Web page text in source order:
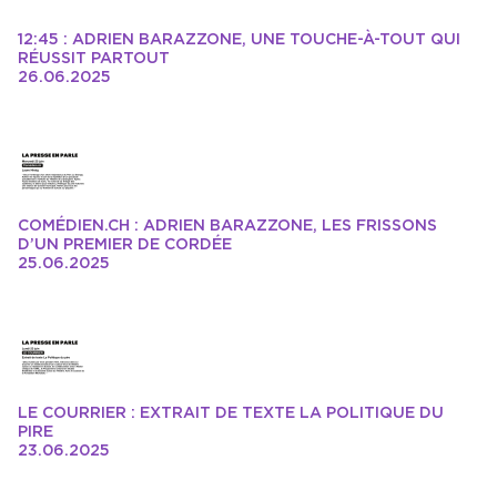
12:45 : ADRIEN BARAZZONE, UNE TOUCHE-À-TOUT QUI
RÉUSSIT PARTOUT
26.06.2025
COMÉDIEN.CH : ADRIEN BARAZZONE, LES FRISSONS
D’UN PREMIER DE CORDÉE
25.06.2025
LE COURRIER : EXTRAIT DE TEXTE LA POLITIQUE DU
PIRE
23.06.2025